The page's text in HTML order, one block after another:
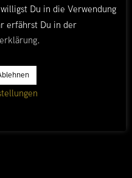
Du in die Verwendung
erfährst Du in der
.